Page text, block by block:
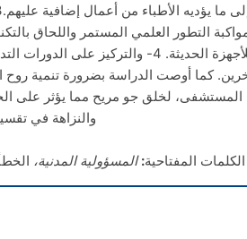
التطور العلمي المستمر واللحاق
للأجهزة الحديثة. 4- والتركيز على
كما أوصت الدراسة بضرورة تنمية روح
المستشفى، لخلق جو مريح مما يؤثر على
والنزاهة في
الكلمات المفتاحية: المسؤولية المدنية،